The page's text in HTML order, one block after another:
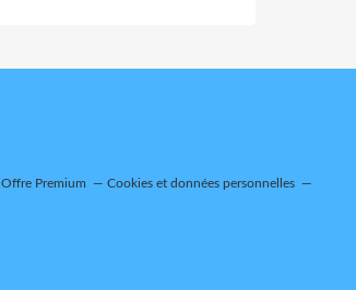
Offre Premium Cookies et données personnelles